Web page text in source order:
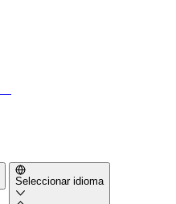
Seleccionar idioma